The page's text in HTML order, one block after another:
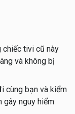
chiếc tivi cũ này
và không bị
cùng bạn và kiểm
gây nguy hiểm